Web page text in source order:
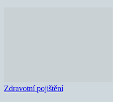
Zdravotní pojištění